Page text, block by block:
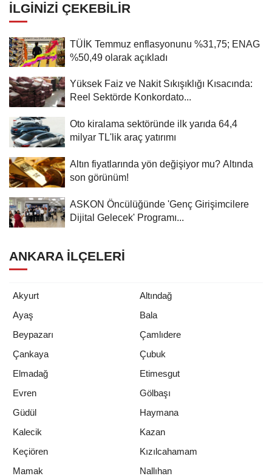
İLGINIZI ÇEKEBILIR
TÜİK Temmuz enflasyonunu %31,75; ENAG
%50,49 olarak açıkladı
Yüksek Faiz ve Nakit Sıkışıklığı Kısacında:
Reel Sektörde Konkordato...
Oto kiralama sektöründe ilk yarıda 64,4
milyar TL'lik araç yatırımı
Altın fiyatlarında yön değişiyor mu? Altında
son görünüm!
ASKON Öncülüğünde 'Genç Girişimcilere
Dijital Gelecek' Programı...
ANKARA İLÇELERI
Akyurt
Altındağ
Ayaş
Bala
Beypazarı
Çamlıdere
Çankaya
Çubuk
Elmadağ
Etimesgut
Evren
Gölbaşı
Güdül
Haymana
Kalecik
Kazan
Keçiören
Kızılcahamam
Mamak
Nallıhan